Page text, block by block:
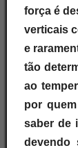
força é
verticais
e
tão
ao
por
saber de
devendo